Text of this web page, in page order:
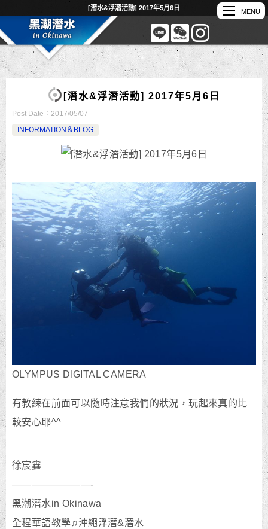
[潛水&浮潛活動] 2017年5月6日
[潛水&浮潛活動] 2017年5月6日
Post Date： 2017/05/07
INFORMATION＆BLOG
OLYMPUS DIGITAL CAMERA
有教練在前面可以隨時注意我們的狀況，玩起來真的比
較安心耶^^
徐宸鑫
————————-
黑潮潛水in Okinawa
全程華語教學♫沖繩浮潛&潛水